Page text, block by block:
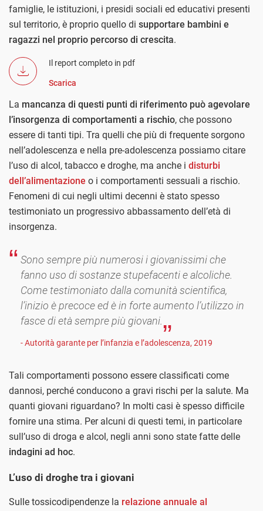
famiglie, le istituzioni, i presidi sociali ed educativi presenti
sul territorio, è proprio quello di supportare bambini e
ragazzi nel proprio percorso di crescita.
Il report completo in pdf
Scarica
La mancanza di questi punti di riferimento può agevolare
l’insorgenza di comportamenti a rischio, che possono
essere di tanti tipi. Tra quelli che più di frequente sorgono
nell’adolescenza e nella pre-adolescenza possiamo citare
l’uso di alcol, tabacco e droghe, ma anche i disturbi
dell’alimentazione o i comportamenti sessuali a rischio.
Fenomeni di cui negli ultimi decenni è stato spesso
testimoniato un progressivo abbassamento dell’età di
insorgenza.
Sono sempre più numerosi i giovanissimi che
fanno uso di sostanze stupefacenti e alcoliche.
Come testimoniato dalla comunità scientifica,
l’inizio è precoce ed è in forte aumento l’utilizzo in
fasce di età sempre più giovani.
- Autorità garante per l’infanzia e l’adolescenza, 2019
Tali comportamenti possono essere classificati come
dannosi, perché conducono a gravi rischi per la salute. Ma
quanti giovani riguardano? In molti casi è spesso difficile
fornire una stima. Per alcuni di questi temi, in particolare
sull’uso di droga e alcol, negli anni sono state fatte delle
indagini ad hoc.
L’uso di droghe tra i giovani
Sulle tossicodipendenze la relazione annuale al